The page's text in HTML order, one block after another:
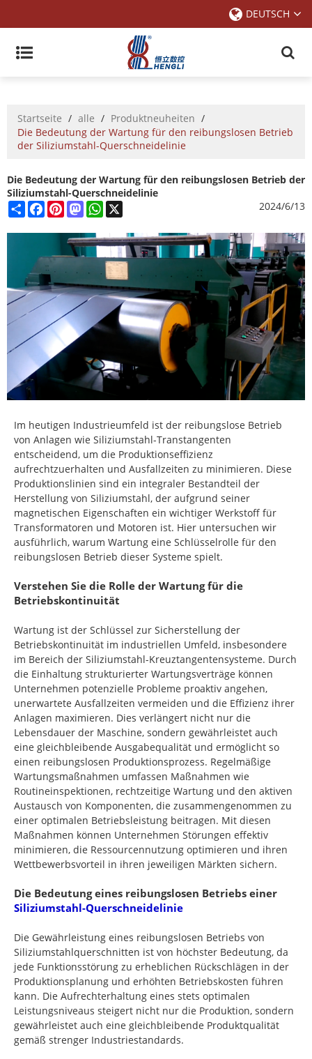
DEUTSCH
Startseite / alle / Produktneuheiten /
Die Bedeutung der Wartung für den reibungslosen Betrieb
der Siliziumstahl-Querschneidelinie
Die Bedeutung der Wartung für den reibungslosen Betrieb der
Siliziumstahl-Querschneidelinie
ShareFacebook
PinterestMastodonWhatsApp 2024/6/13
Im heutigen Industrieumfeld ist der reibungslose Betrieb
von Anlagen wie Siliziumstahl-Transtangenten
entscheidend, um die Produktionseffizienz
aufrechtzuerhalten und Ausfallzeiten zu minimieren. Diese
Produktionslinien sind ein integraler Bestandteil der
Herstellung von Siliziumstahl, der aufgrund seiner
magnetischen Eigenschaften ein wichtiger Werkstoff für
Transformatoren und Motoren ist. Hier untersuchen wir
ausführlich, warum Wartung eine Schlüsselrolle für den
reibungslosen Betrieb dieser Systeme spielt.
Verstehen Sie die Rolle der Wartung für die
Betriebskontinuität
Wartung ist der Schlüssel zur Sicherstellung der
Betriebskontinuität im industriellen Umfeld, insbesondere
im Bereich der Siliziumstahl-Kreuztangentensysteme. Durch
die Einhaltung strukturierter Wartungsverträge können
Unternehmen potenzielle Probleme proaktiv angehen,
unerwartete Ausfallzeiten vermeiden und die Effizienz ihrer
Anlagen maximieren. Dies verlängert nicht nur die
Lebensdauer der Maschine, sondern gewährleistet auch
eine gleichbleibende Ausgabequalität und ermöglicht so
einen reibungslosen Produktionsprozess. Regelmäßige
Wartungsmaßnahmen umfassen Maßnahmen wie
Routineinspektionen, rechtzeitige Wartung und den aktiven
Austausch von Komponenten, die zusammengenommen zu
einer optimalen Betriebsleistung beitragen. Mit diesen
Maßnahmen können Unternehmen Störungen effektiv
minimieren, die Ressourcennutzung optimieren und ihren
Wettbewerbsvorteil in ihren jeweiligen Märkten sichern.
Die Bedeutung eines reibungslosen Betriebs einer
Siliziumstahl-Querschneidelinie
Die Gewährleistung eines reibungslosen Betriebs von
Siliziumstahlquerschnitten ist von höchster Bedeutung, da
jede Funktionsstörung zu erheblichen Rückschlägen in der
Produktionsplanung und erhöhten Betriebskosten führen
kann. Die Aufrechterhaltung eines stets optimalen
Leistungsniveaus steigert nicht nur die Produktion, sondern
gewährleistet auch eine gleichbleibende Produktqualität
gemäß strenger Industriestandards.